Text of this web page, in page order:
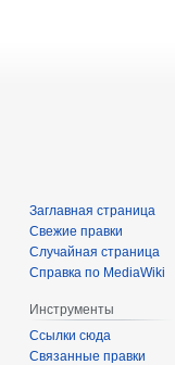
Заглавная страница
Свежие правки
Случайная страница
Справка по MediaWiki
Инструменты
Ссылки сюда
Связанные правки